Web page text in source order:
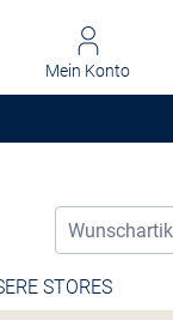
Mein Konto
STORES